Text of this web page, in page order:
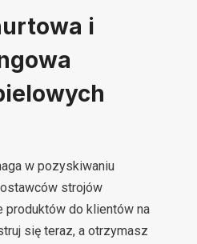
i
w pozyskiwaniu
strojów
produktów do klientów na
się teraz, a otrzymasz